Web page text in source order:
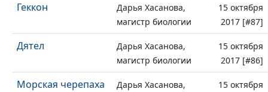
Геккон
Дарья Хасанова,
магистр биологии
15 октября
2017 [#87]
Дятел
Дарья Хасанова,
магистр биологии
15 октября
2017 [#86]
Морская черепаха
Дарья Хасанова,
15 октября